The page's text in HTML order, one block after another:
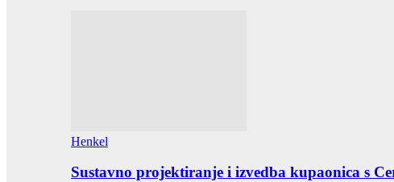
Henkel
Sustavno projektiranje i izvedba kupaonica s